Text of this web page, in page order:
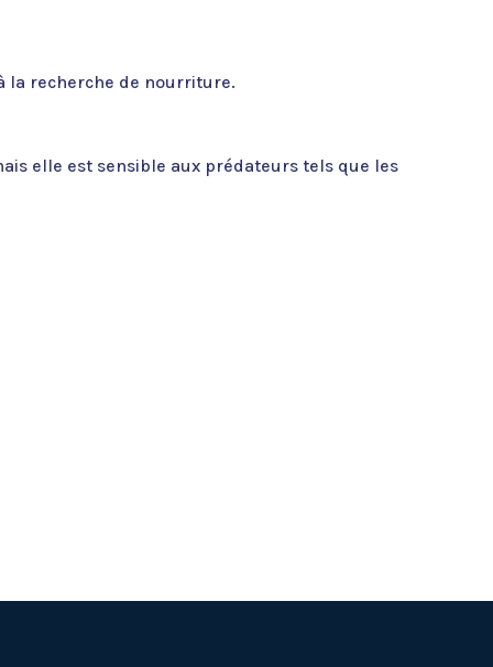
la recherche de nourriture.
elle est sensible aux prédateurs tels que les